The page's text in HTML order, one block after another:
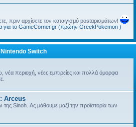
πριν αρχίσετε τον καταιγισμό postαρισμάτων!
για το GameCorner.gr (πρώην GreekPokemon )
Nintendo Switch
νέα περιοχή, νέες εμπιρείες και πολλά όμορφα
Arceus
Sinoh. Ας μάθουμε μαζί την προϊστορία των